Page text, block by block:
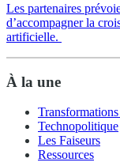
Les partenaires
d’accompagner la
artificielle.
À la une
Technopolitique
Les Faiseurs
Ressources